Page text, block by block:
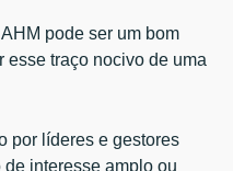
pode ser um bom
esse traço nocivo de uma
por líderes e gestores
interesse amplo ou